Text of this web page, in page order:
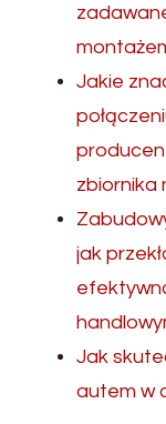
Jakie
zbiornika
jak
Jak
autem w